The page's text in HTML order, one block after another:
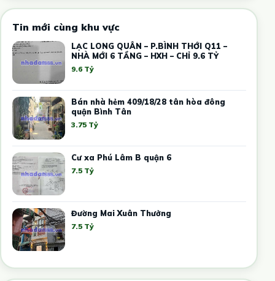
Tin mới cùng khu vực
LẠC LONG QUÂN – P.BÌNH THỚI Q11 –
NHÀ MỚI 6 TẦNG – HXH – CHỈ 9.6 TỶ
9.6 Tỷ
Bán nhà hẻm 409/18/28 tân hòa đông
quận Bình Tân
3.75 Tỷ
Cư xa Phú Lâm B quận 6
7.5 Tỷ
Đường Mai Xuân Thưởng
7.5 Tỷ